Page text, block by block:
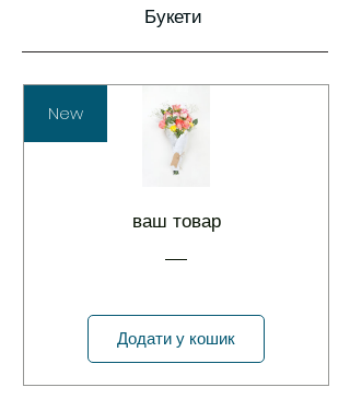
Букети
New
ваш товар
Додати у кошик